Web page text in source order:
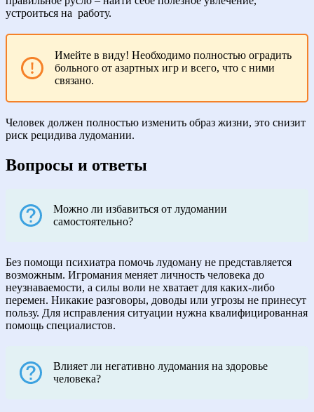
устроиться на работу.
Имейте в виду! Необходимо полностью оградить
больного от азартных игр и всего, что с ними
связано.
Человек должен полностью изменить образ жизни, это снизит
риск рецидива лудомании.
Вопросы и ответы
Можно ли избавиться от лудомании
самостоятельно?
Без помощи психиатра помочь лудоману не представляется
возможным. Игромания меняет личность человека до
неузнаваемости, а силы воли не хватает для каких-либо
перемен. Никакие разговоры, доводы или угрозы не принесут
пользу. Для исправления ситуации нужна квалифицированная
помощь специалистов.
Влияет ли негативно лудомания на здоровье
человека?